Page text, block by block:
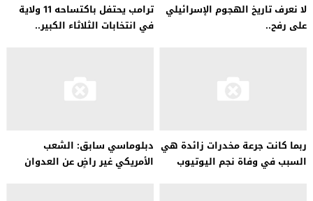
لا نعرف تاريخ الهجوم الإسرائيلي
على رفح..
ترامب يحتفل باكتساحه 11 ولاية
في انتخابات الثلاثاء الكبير..
ربما كانت جرعة مخدرات زائدة هي
السبب في وفاة نجم اليوتيوب
دبلوماسي سابق: الشعب
الأمريكي غير راضٍ عن العدوان